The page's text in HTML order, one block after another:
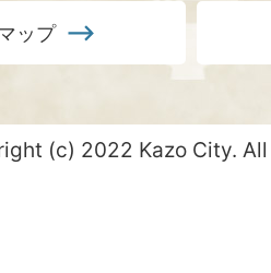
ップ
(c) 2022 Kazo City.